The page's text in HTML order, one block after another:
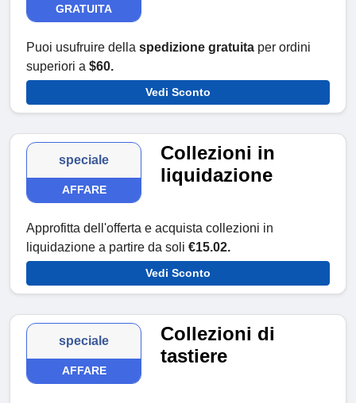
GRATUITA
Puoi usufruire della spedizione gratuita per ordini
superiori a $60.
Vedi Sconto
speciale
AFFARE
Collezioni in
liquidazione
Approfitta dell'offerta e acquista collezioni in
liquidazione a partire da soli €15.02.
Vedi Sconto
speciale
AFFARE
Collezioni di
tastiere